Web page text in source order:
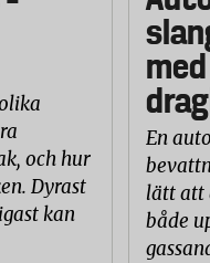
och hur
Dyrast
kan
En
lätt att
både